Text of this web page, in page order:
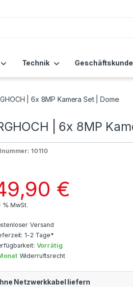
Technik
| 6x 8MP Kamera Set | Dome
| 6x 8MP
10110
€
% MwSt.
Versand
1-2 Tage*
Vorrätig
Widerruftsrecht
Netzwerkkabel liefern